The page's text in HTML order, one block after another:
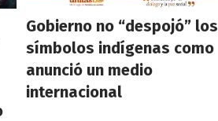
Gobierno no “despojó” los
símbolos indígenas como
anunció un medio
internacional